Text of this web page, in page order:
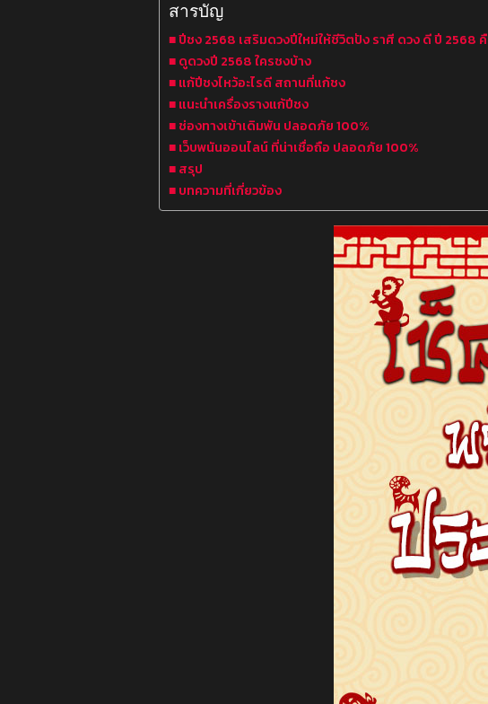
สารบัญ
ปีชง 2568 เสริมดวงปีใหม่ให้ชีวิตปัง ราศี ดวง ดี ปี 2568 คื
ดูดวงปี 2568 ใครชงบ้าง
แก้ปีชงไหว้อะไรดี สถานที่แก้ชง
แนะนำเครื่องรางแก้ปีชง
ช่องทางเข้าเดิมพัน ปลอดภัย 100%
เว็บพนันออนไลน์ ที่น่าเชื่อถือ ปลอดภัย 100%
สรุป
บทความที่เกี่ยวข้อง